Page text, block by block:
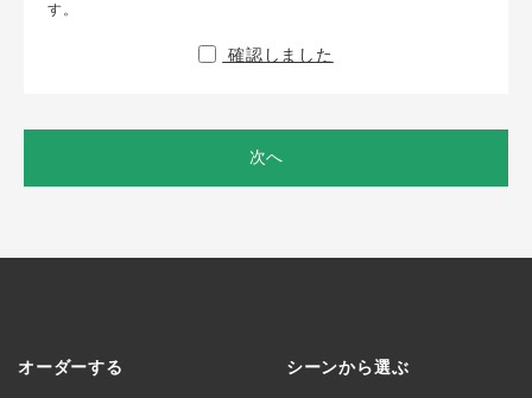
す。
確認しました
次へ
オーダーする シーンから選ぶ